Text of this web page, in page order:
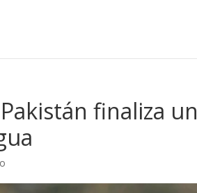
finaliza un